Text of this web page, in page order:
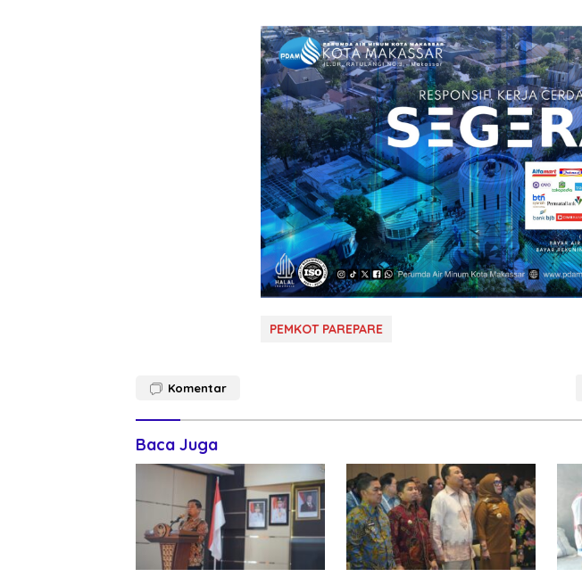
PEMKOT PAREPARE
Komentar
Baca Juga